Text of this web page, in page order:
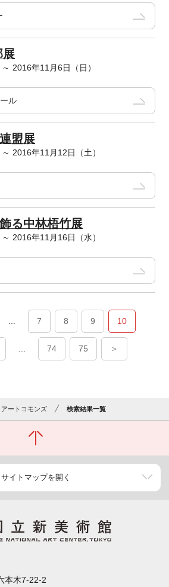
展
2016年11月6日（日）
ル
盟展
2016年11月12日（土）
る中林梧竹展
2016年11月16日（水）
7 8 9 10
74 75 ＞
ートコモンズ 検索結果一覧
サイトマップを開く
本木7-22-2